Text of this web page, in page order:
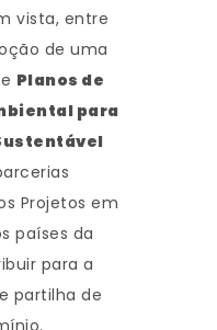
vista, entre
de uma
Planos de
para
Projetos em
países da
para a
partilha de